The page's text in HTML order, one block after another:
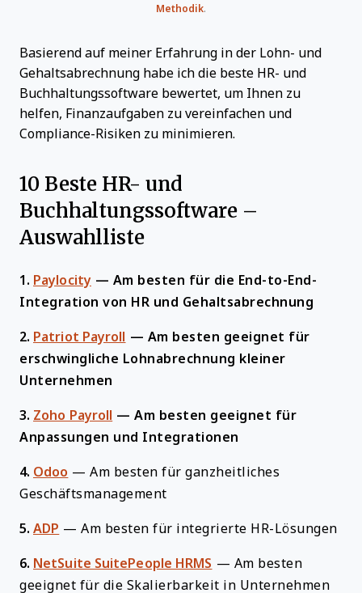
Methodik.
Basierend auf meiner Erfahrung in der Lohn- und
Gehaltsabrechnung habe ich die beste HR- und
Buchhaltungssoftware bewertet, um Ihnen zu
helfen, Finanzaufgaben zu vereinfachen und
Compliance-Risiken zu minimieren.
10 Beste HR- und
Buchhaltungssoftware –
Auswahlliste
1. Paylocity — Am besten für die End-to-End-
Integration von HR und Gehaltsabrechnung
2. Patriot Payroll — Am besten geeignet für
erschwingliche Lohnabrechnung kleiner
Unternehmen
3. Zoho Payroll —Am besten geeignet für
Anpassungen und Integrationen
4. Odoo —Am besten für ganzheitliches
Geschäftsmanagement
5. ADP —Am besten für integrierte HR-Lösungen
6. NetSuite SuitePeople HRMS — Am besten
geeignet für die Skalierbarkeit in Unternehmen